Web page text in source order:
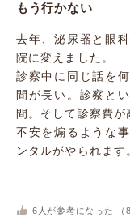
もう行かない
去年、泌尿器と眼
院に変えました。
診察中に同じ話を
間が長い。診察と
間。そして診察費が
不安を煽るような
ンタルがやられます
6 人が参考になった （ 8